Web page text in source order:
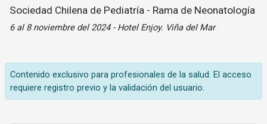
Sociedad Chilena de Pediatría - Rama de Neonatología
6 al 8 noviembre del 2024 - Hotel Enjoy. Viña del Mar
Contenido exclusivo para profesionales de la salud. El acceso
requiere registro previo y la validación del usuario.